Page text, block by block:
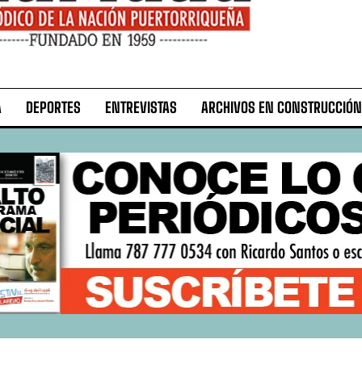
DEPORTES ENTREVISTAS ARCHIVOS EN CONSTRUCCIÓN